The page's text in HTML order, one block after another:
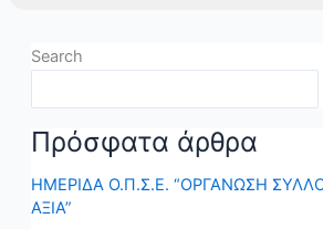
Search
Πρόσφατα άρθρα
ΗΜΕΡΙΔΑ Ο.Π.Σ.Ε. “ΟΡΓΑΝΩΣΗ
ΑΞΙΑ”